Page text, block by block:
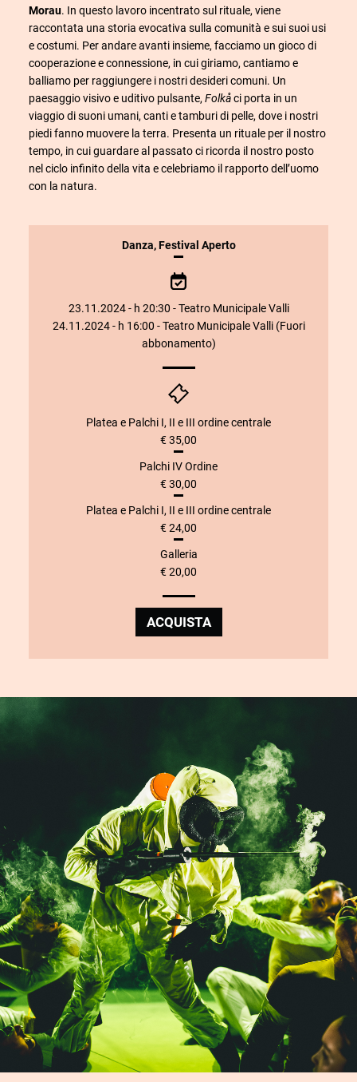
Morau. In questo lavoro incentrato sul rituale, viene
raccontata una storia evocativa sulla comunità e sui suoi usi
e costumi. Per andare avanti insieme, facciamo un gioco di
cooperazione e connessione, in cui giriamo, cantiamo e
balliamo per raggiungere i nostri desideri comuni. Un
paesaggio visivo e uditivo pulsante, Folkåci porta in un
viaggio di suoni umani, canti e tamburi di pelle, dove i nostri
piedi fanno muovere la terra. Presenta un rituale per il nostro
tempo, in cui guardare al passato ci ricorda il nostro posto
nel ciclo infinito della vita e celebriamo il rapporto dell’uomo
con la natura.
INFORMAZIONI
Danza,Festival Aperto
23.11.2024 - h 20:30 - Teatro Municipale Valli
24.11.2024 - h 16:00 - Teatro Municipale Valli (Fuori
abbonamento)
Platea e Palchi I, II e III ordine centrale
€ 35,00
Palchi IV Ordine
€ 30,00
Platea e Palchi I, II e III ordine centrale
€ 24,00
Galleria
€ 20,00
ACQUISTA